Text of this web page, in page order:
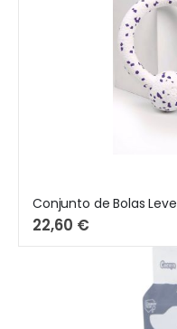
22,60 €